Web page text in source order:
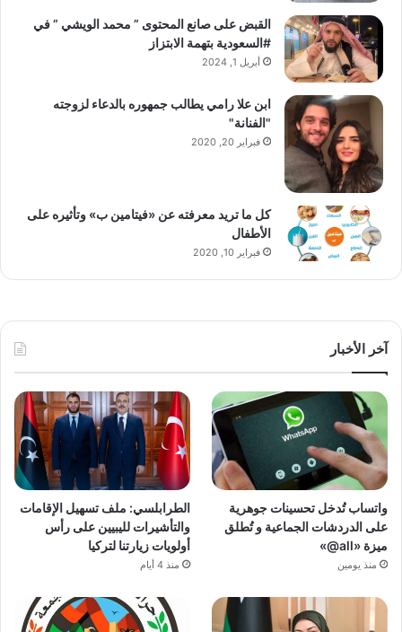
القبض على صانع المحتوى ” محمد الويشي ” في
#السعودية بتهمة الابتزاز
أبريل 1, 2024
ابن علا رامي يطالب جمهوره بالدعاء لزوجته
"الفنانة"
فبراير 20, 2020
كل ما تريد معرفته عن «فيتامين ب» وتأثيره على
الأطفال
فبراير 10, 2020
آخر الأخبار
واتساب تُدخل تحسينات جوهرية
على الدردشات الجماعية و تُطلق
ميزة «all@»
منذ يومين
الطرابلسي: ملف تسهيل الإقامات
والتأشيرات لليبيين على رأس
أولويات زيارتنا لتركيا
منذ 4 أيام